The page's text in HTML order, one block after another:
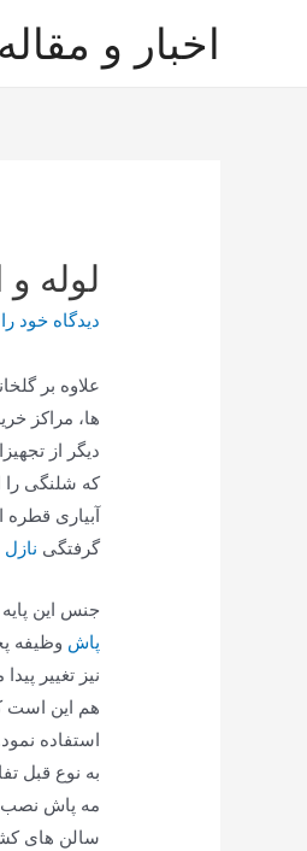
اخبار و مقاله
لوله
دیدگاه‌ خود
علاوه بر
ها، مراکز
دیگر از
که شلنگی را
آبیاری
گرفتگی
جنس این
پاش وظیفه
نیز تغییر
هم این است
استفاده
به نوع قبل
مه پاش نصب
سالن های